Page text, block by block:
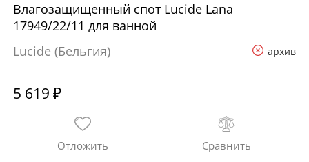
Влагозащищенный спот Lucide Lana
17949/22/11 для ванной
Lucide (Бельгия)
архив
5 619 ₽